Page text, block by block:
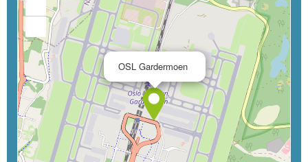
OSL Gardermoen